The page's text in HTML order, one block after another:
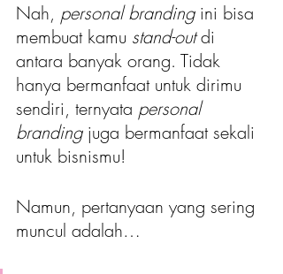
Nah, personal branding ini bisa
membuat kamu stand-out di
antara banyak orang. Tidak
hanya bermanfaat untuk dirimu
sendiri, ternyata personal
branding juga bermanfaat sekali
untuk bisnismu!
Namun, pertanyaan yang sering
muncul adalah…